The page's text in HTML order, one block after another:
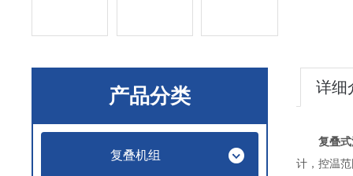
产品分类
复叠机组
详细
复叠
计，控温